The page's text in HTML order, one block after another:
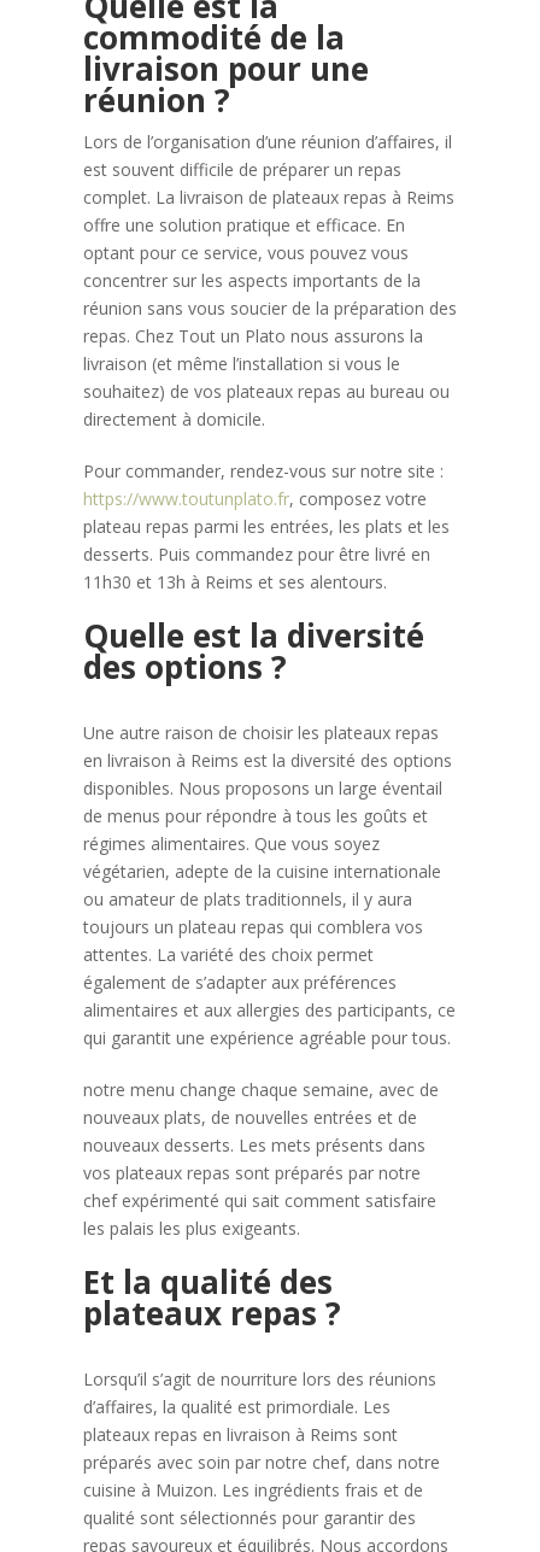
commodité de la
livraison pour une
réunion ?
Lors de l’organisation d’une réunion d’affaires, il
est souvent difficile de préparer un repas
complet. La livraison de plateaux repas à Reims
offre une solution pratique et efficace. En
optant pour ce service, vous pouvez vous
concentrer sur les aspects importants de la
réunion sans vous soucier de la préparation des
repas. Chez Tout un Plato nous assurons la
livraison (et même l’installation si vous le
souhaitez) de vos plateaux repas au bureau ou
directement à domicile.
Pour commander, rendez-vous sur notre site :
https://www.toutunplato.fr, composez votre
plateau repas parmi les entrées, les plats et les
desserts. Puis commandez pour être livré en
11h30 et 13h à Reims et ses alentours.
Quelle est la diversité
des options ?
Une autre raison de choisir les plateaux repas
en livraison à Reims est la diversité des options
disponibles. Nous proposons un large éventail
de menus pour répondre à tous les goûts et
régimes alimentaires. Que vous soyez
végétarien, adepte de la cuisine internationale
ou amateur de plats traditionnels, il y aura
toujours un plateau repas qui comblera vos
attentes. La variété des choix permet
également de s’adapter aux préférences
alimentaires et aux allergies des participants, ce
qui garantit une expérience agréable pour tous.
notre menu change chaque semaine, avec de
nouveaux plats, de nouvelles entrées et de
nouveaux desserts. Les mets présents dans
vos plateaux repas sont préparés par notre
chef expérimenté qui sait comment satisfaire
les palais les plus exigeants.
Et la qualité des
plateaux repas ?
Lorsqu’il s’agit de nourriture lors des réunions
d’affaires, la qualité est primordiale. Les
plateaux repas en livraison à Reims sont
préparés avec soin par notre chef, dans notre
cuisine à Muizon. Les ingrédients frais et de
qualité sont sélectionnés pour garantir des
repas savoureux et équilibrés. Nous accordons